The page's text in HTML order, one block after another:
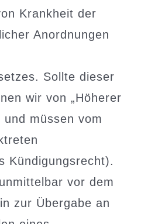
Krankheit der
Anordnungen
Sollte dieser
wir von „Höherer
und müssen vom
Kündigungsrecht).
vor dem
zur Übergabe an